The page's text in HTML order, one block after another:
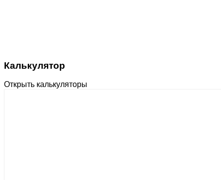
Калькулятор
Открыть калькуляторы